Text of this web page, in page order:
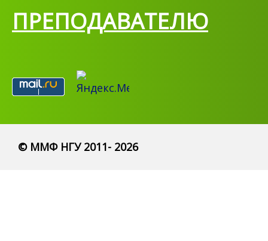
ПРЕПОДАВАТЕЛЮ
© ММФ НГУ 2011- 2026